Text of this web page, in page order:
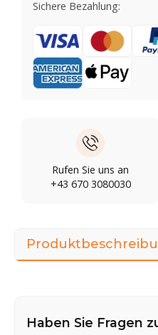
Sichere Bezahlung:
Rufen Sie uns an
+43 670 3080030
Haben Sie Fragen